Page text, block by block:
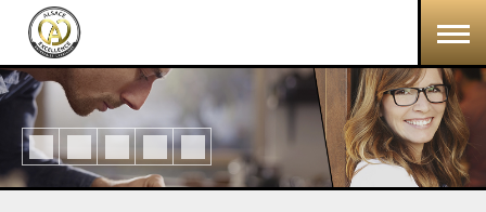
Aller au contenu principal
Panneau de gestion des cookies